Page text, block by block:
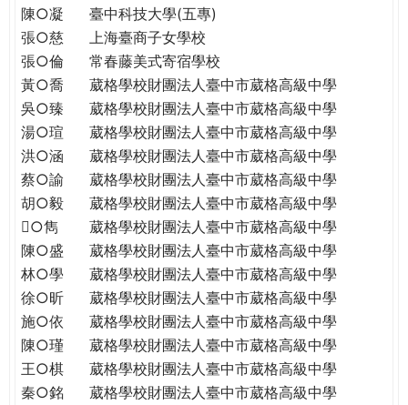
民。
WAGOR
TODAY
THE
WORLD
TOMORROW
PUTTING
YOU
THE
PATH
GLOBAL
CITIZENSHIP
陳○凝
臺中科技大學(五專)
張○慈
上海臺商子女學校
張○倫
常春藤美式寄宿學校
黃○喬
葳格學校財團法人臺中市葳格高級中學
吳○臻
葳格學校財團法人臺中市葳格高級中學
湯○瑄
葳格學校財團法人臺中市葳格高級中學
洪○涵
葳格學校財團法人臺中市葳格高級中學
蔡○諭
葳格學校財團法人臺中市葳格高級中學
胡○毅
葳格學校財團法人臺中市葳格高級中學
○雋
葳格學校財團法人臺中市葳格高級中學
陳○盛
葳格學校財團法人臺中市葳格高級中學
林○學
葳格學校財團法人臺中市葳格高級中學
徐○昕
葳格學校財團法人臺中市葳格高級中學
施○依
葳格學校財團法人臺中市葳格高級中學
陳○瑾
葳格學校財團法人臺中市葳格高級中學
王○棋
葳格學校財團法人臺中市葳格高級中學
秦○銘
葳格學校財團法人臺中市葳格高級中學